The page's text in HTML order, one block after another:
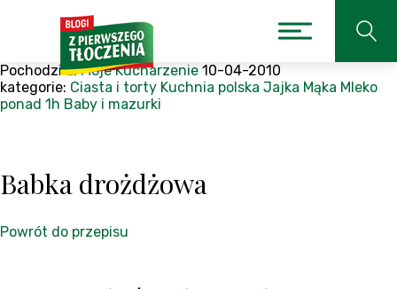
Pochodzi z:Moje Kucharzenie 10-04-2010
kategorie: Ciasta i torty Kuchnia polska Jajka Mąka Mleko
ponad 1h Baby i mazurki
Babka drożdżowa
Powrót do przepisu